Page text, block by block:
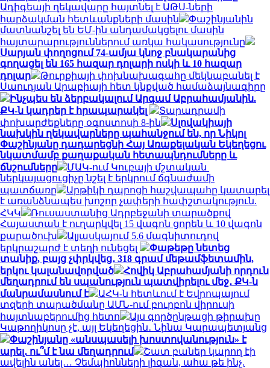
Ադիգեայի ղեկավարը հայտնել է ԱԹՍ-ների
հարձակման հետևանքների մասին
Փաշինյանին
մատնանշել են ԵՄ-ին անդամակցելու մասին
հայտարարություններում առկա հակասությունը
Սարյան փողոցում 74-ամյա կնոջ բնակարանից
գողացել են 165 հազար դոլարի ոսկի և 10 հազար
դոլար
Թուրքիայի փոխնախագահը մեկնաբանել է
Սաուդյան Արաբիայի հետ կնքված համաձայնագիրը
Ինչպես են ձերբակալում Արգամ Աբրահամյանին.
ՔԿ-ն կադրեր է հրապարակել
Տարադրամի
փոխարժեքները օգոստոսի 8-ին
Սլովակիայի
նախկին ղեկավարները պահանջում են, որ Նիկոլ
Փաշինյանը դադարեցնի Հայ Առաքելական Եկեղեցու
նկատմամբ քաղաքական հետապնդումները և
ճնշումները
ՄԱԿ-ում Կուբայի մշտական ​​
ներկայացուցիչը նշել է երկրում ճգնաժամի
պատճառը
Արթիկի դպրոցի հաշվապահը կատարել
է առանձնապես խոշոր չափերի հափշտակություն.
ՀԿԿ
Ռուսաստանից Ադրբեջանի տարածքով
Հայաստան է ուղարկվել 15 վագոն ցորեն և 10 վագոն
քարածուխ
Ալյասկայում 5.6 մագնիտուդով
երկրաշարժ է տեղի ունեցել
Փաթեթը նետեց
տանիք, բայց չփրկվեց․ 318 գրամ մեթամֆետամին,
երկու կալանավորված
Հովիկ Աբրահամյանի որդուն
մեղադրում են սպանություն պատվիրելու մեջ․ ՔԿ-ն
մանրամասնում է
ԱՀԿ-ն հետևում է Եվրոպայում
տզերի տարածմանը ԱՄՆ-ում բուրբոն վիրուսի
հայտնաբերումից հետո
Այս գործընթացի թիրախը
Կաթողիկոսը չէ, այլ Եկեղեցին․ Նինա Կարապետյանց
Փաշինյանը «անսպասելի խոստովանություն» է
արել․ ու՞մ է նա մեղադրում
Շատ բաներ կարող էի
ավելին անել… Չեմպիոնների լիգան, ահա թե ինչ.